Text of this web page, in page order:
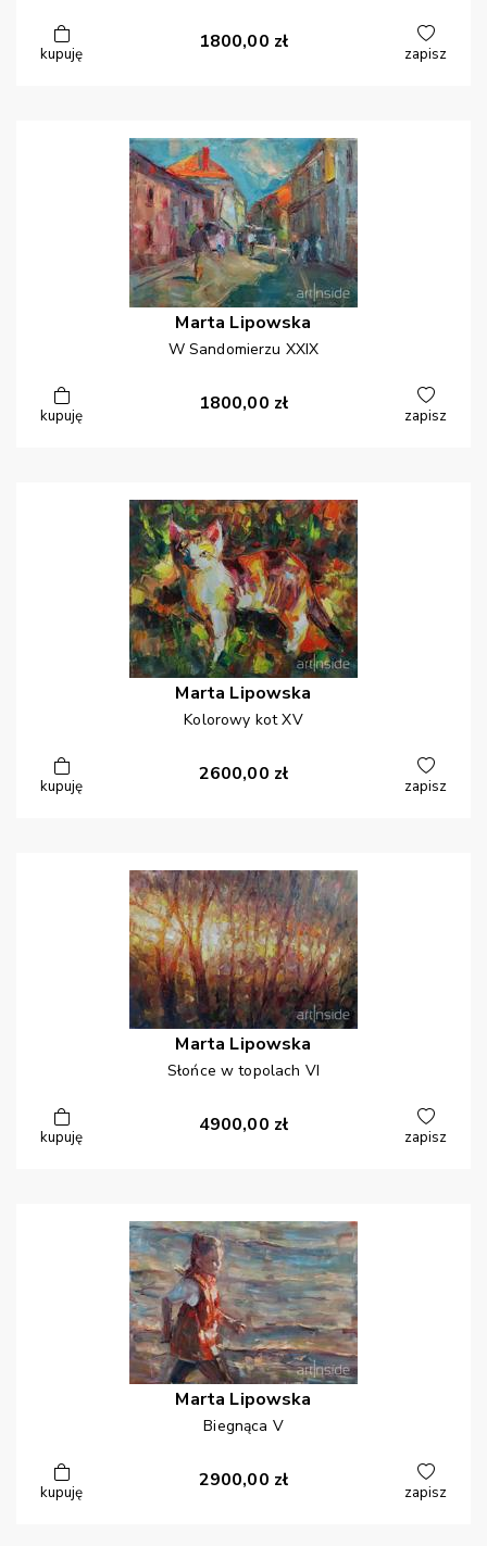
kupuję
1800,00 zł
zapisz
Marta Lipowska
W Sandomierzu XXIX
kupuję
1800,00 zł
zapisz
Marta Lipowska
Kolorowy kot XV
kupuję
2600,00 zł
zapisz
Marta Lipowska
Słońce w topolach VI
kupuję
4900,00 zł
zapisz
Marta Lipowska
Biegnąca V
kupuję
2900,00 zł
zapisz